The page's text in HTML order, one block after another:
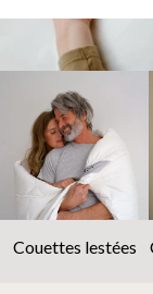
Couettes lestées